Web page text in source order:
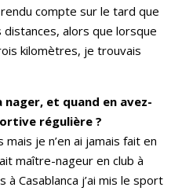
compte sur le tard que
alors que lorsque
kilomètres, je trouvais
nager, et quand en avez-
régulière ?
mais je n’en ai jamais fait en
maître-nageur en club à
Casablanca j’ai mis le sport